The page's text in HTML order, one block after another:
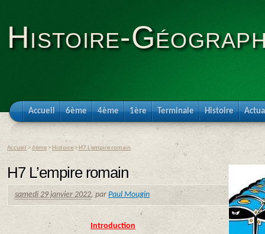
Histoire-
Accueil 6ème 4ème 1ère Terminale Histoire
Accueil >6ème > Histoire > H7 L’empire romain
H7 L’empire romain
samedi 29 janvier 2022, par Paul Mougin
Introduction